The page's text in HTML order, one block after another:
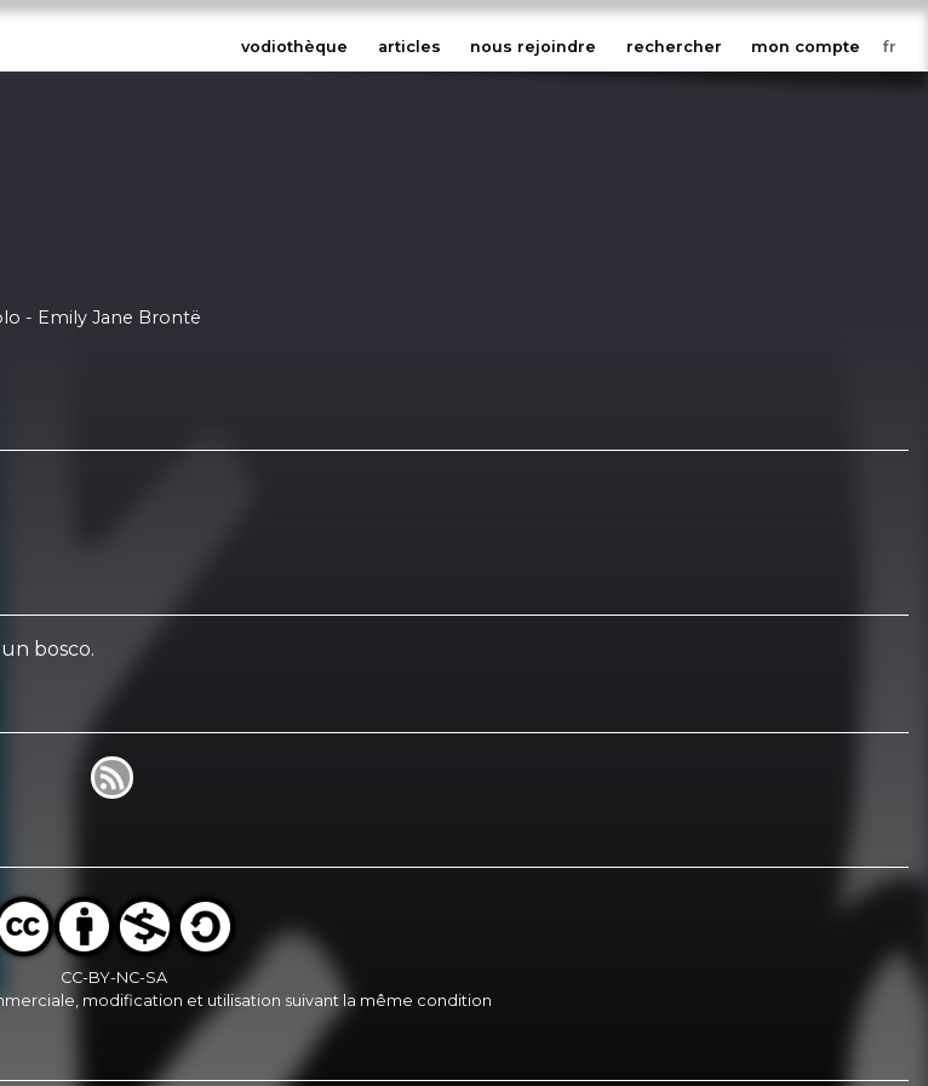
vodiothèque articles nous rejoindre rechercher mon compte
- Emily Jane Brontë
bosco.
CC-BY-NC-SA
modification et utilisation suivant la même condition